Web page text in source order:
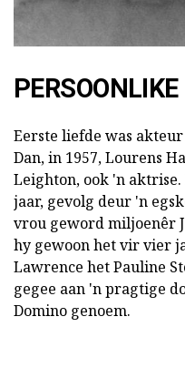
Eerste liefde was
Dan, in 1957, Lourens
Leighton, ook 'n
jaar, gevolg deur 'n
vrou geword miljoenêr
hy gewoon het vir vier
Lawrence het Pauline
gegee aan 'n pragtige
Domino genoem.